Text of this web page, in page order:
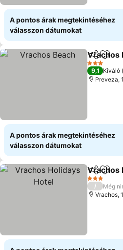
A pontos árak megtekintéséhez
válasszon dátumokat
Vrachos
3 Kategória
9,1 Kiváló
Preveza,
A pontos árak megtekintéséhez
válasszon dátumokat
Megosztás
Vrachos
3 Kategória
/
Még
Vrachos,